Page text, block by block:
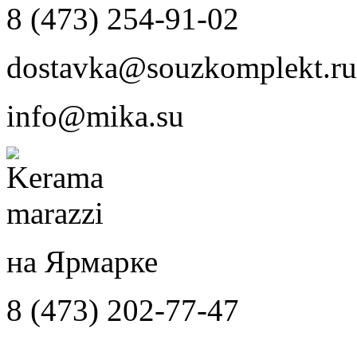
8 (473) 254-91-02
dostavka@souzkomplekt.ru
info@mika.su
на Ярмарке
8 (473) 202-77-47